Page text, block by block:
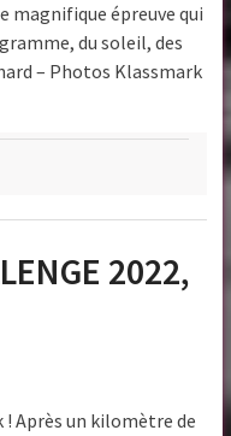
magnifique épreuve qui
du soleil, des
– Photos Klassmark
2022,
! Après un kilomètre de